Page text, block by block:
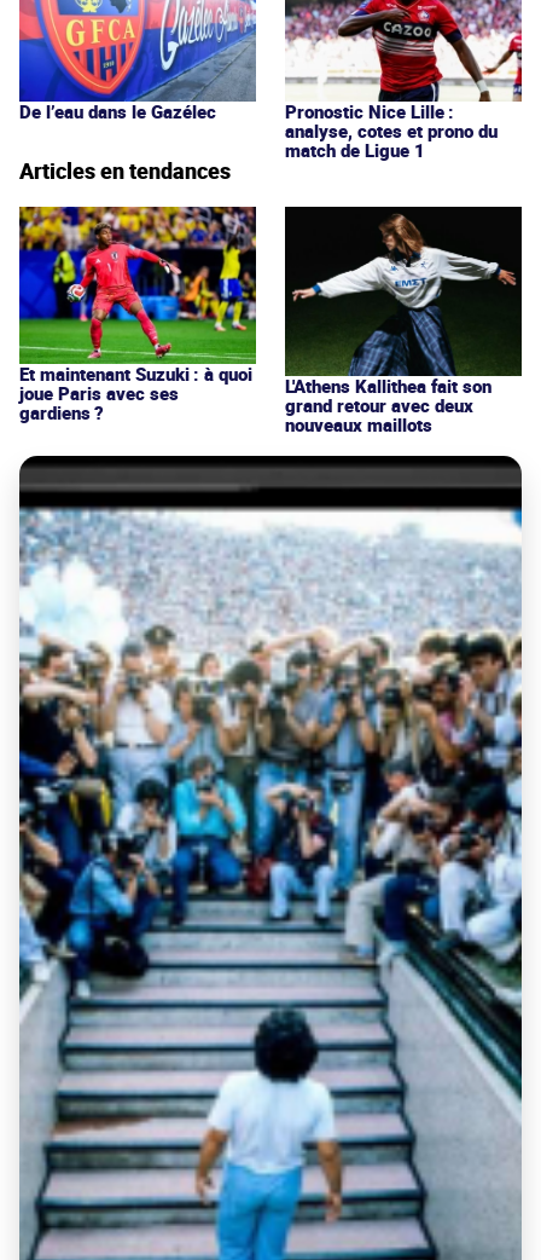
De l’eau dans le Gazélec
Pronostic Nice Lille :
analyse, cotes et prono du
match de Ligue 1
Articles en tendances
Et maintenant Suzuki : à quoi
joue Paris avec ses
gardiens ?
L'Athens Kallithea fait son
grand retour avec deux
nouveaux maillots